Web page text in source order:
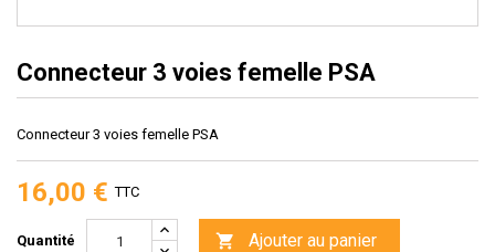
Connecteur 3 voies femelle PSA
Connecteur 3 voies femelle PSA
16,00 € TTC
Quantité  Ajouter au panier